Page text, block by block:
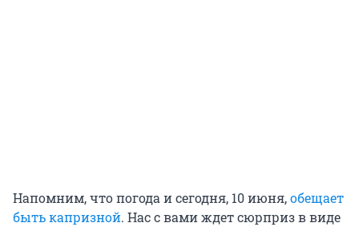
Напомним, что погода и сегодня, 10 июня,обещает
быть капризной. Нас с вами ждет сюрприз в виде